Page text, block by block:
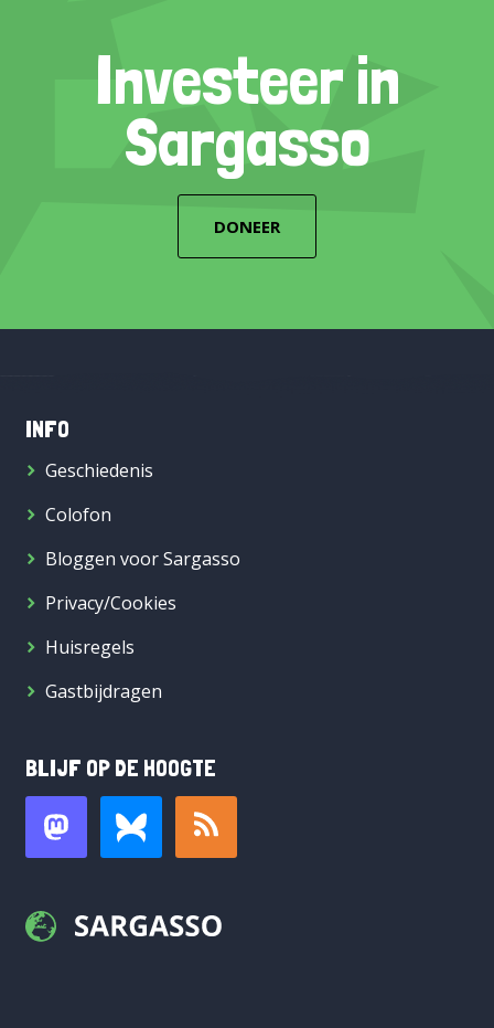
Investeer in
Sargasso
DONEER
INFO
Geschiedenis
Colofon
Bloggen voor Sargasso
Privacy/Cookies
Huisregels
Gastbijdragen
BLIJF OP DE HOOGTE